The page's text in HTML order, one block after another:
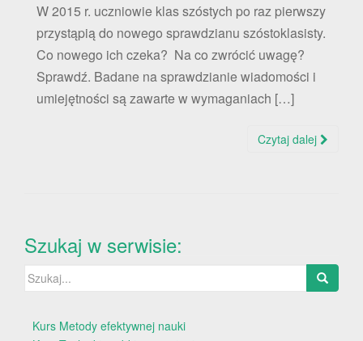
W 2015 r. uczniowie klas szóstych po raz pierwszy
przystąpią do nowego sprawdzianu szóstoklasisty.
Co nowego ich czeka? Na co zwrócić uwagę?
Sprawdź. Badane na sprawdzianie wiadomości i
umiejętności są zawarte w wymaganiach […]
Czytaj dalej
Szukaj w serwisie:
Szukaj:
Kurs Metody efektywnej nauki